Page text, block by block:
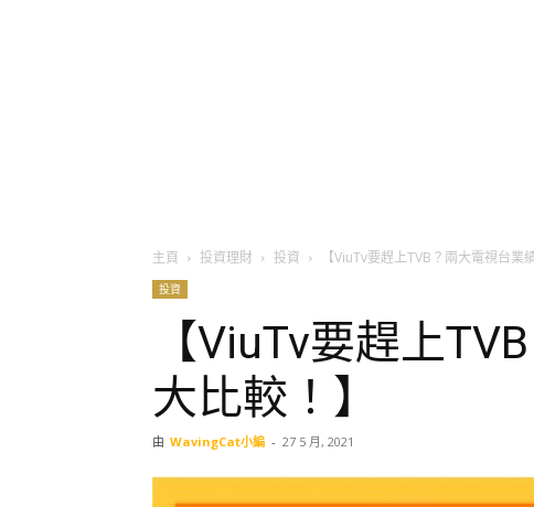
主頁 投資理財 投資 【ViuTv要趕上TVB？兩大電視台業
投資
【ViuTv要趕上
大比較！】
由 WavingCat小編 - 27 5 月, 2021